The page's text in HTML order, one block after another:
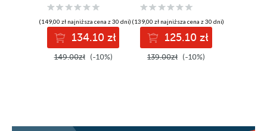
effective cyber
threat response -
Fourth Edition
(149,00 zł najniższa cena z 30 dni)
134.10 zł
149.00zł (-10%)
to Power BI, Data
Storytelling, AI
Tools, and
Microsoft Fabric -
Fourth Edition
(139,00 zł najniższa cena z 30 dni)
125.10 zł
139.00zł (-10%)